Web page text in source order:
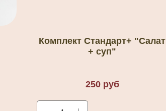
Комплект Стандарт+ "Салат
+ суп"
250 руб